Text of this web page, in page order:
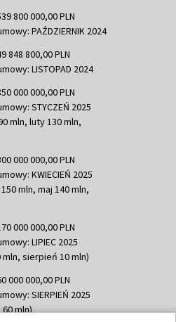
800 000,00 PLN
PAŹDZIERNIK 2024
848 800,00 PLN
LISTOPAD 2024
000 000,00 PLN
STYCZEŃ 2025
mln, luty 130 mln,
000 000,00 PLN
KWIECIEŃ 2025
mln, maj 140 mln,
000 000,00 PLN
LIPIEC 2025
sierpień 10 mln)
000 000,00 PLN
SIERPIEŃ 2025
mln)